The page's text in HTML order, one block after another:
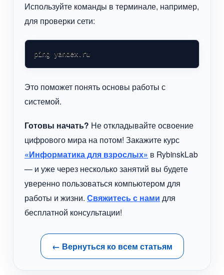
Используйте команды в терминале, например,
для проверки сети:
ping yandex.ru
Это поможет понять основы работы с
системой.
Готовы начать? Не откладывайте освоение
цифрового мира на потом! Закажите курс
«Информатика для взрослых» в RybinskLab
— и уже через несколько занятий вы будете
уверенно пользоваться компьютером для
работы и жизни.Свяжитесь с нами для
бесплатной консультации!
← Вернуться ко всем статьям